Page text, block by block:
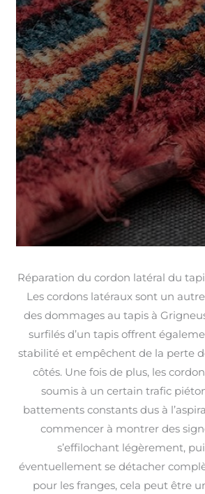
Réparation du cordon latéral du
Les cordons latéraux sont un
des dommages au tapis à
surfilés d’un tapis offrent
stabilité et empêchent de la perte
côtés. Une fois de plus, les
soumis à un certain trafic
battements constants dus à
commencer à montrer des
s’effilochant légèrement,
éventuellement se détacher
pour les franges, cela peut être